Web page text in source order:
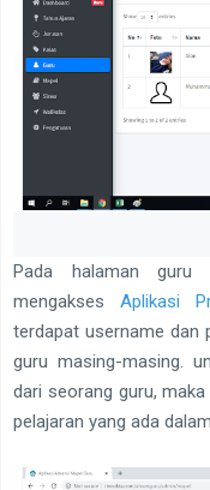
Pada halaman guru
mengakses Aplikasi
terdapat username dan
guru masing-masing.
dari seorang guru,
pelajaran yang ada